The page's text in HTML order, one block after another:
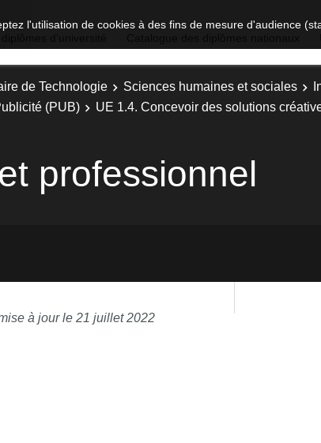
l'utilisation de cookies à des fins de mesure d'audience
de Technologie Sciences humaines et sociales
(PUB)
UE 1.4. Concevoir des solutions
professionnel
à jour le 21 juillet 2022